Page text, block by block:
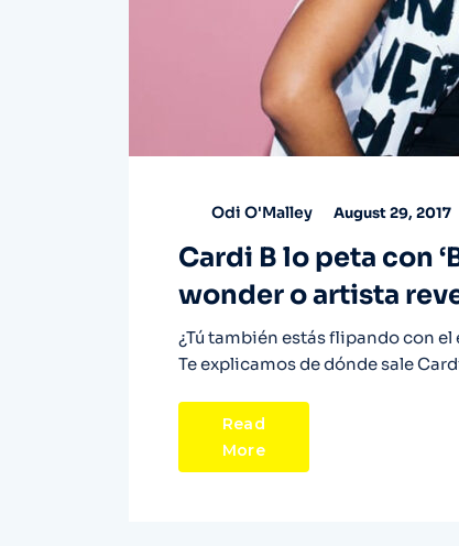
Odi O'Malley August 29, 2017
Cardi B lo peta con
wonder o artista
¿Tú también estás flipando con
Te explicamos de dónde sale
Read
More